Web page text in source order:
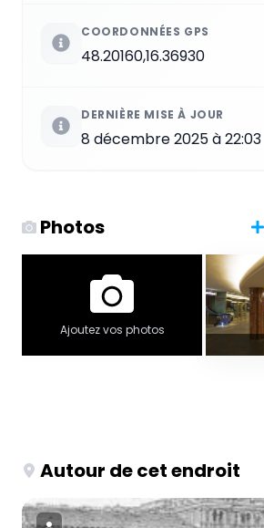
COORDONNÉES GPS
48.20160,16.36930
DERNIÈRE MISE À JOUR
8 décembre 2025 à 22:03
Photos
Ajoutez vos photos
Autour de cet endroit